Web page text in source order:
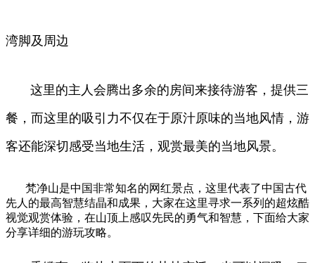
湾脚及周边
这里的主人会腾出多余的房间来接待游客，提供三
餐，而这里的吸引力不仅在于原汁原味的当地风情，游
客还能深切感受当地生活，观赏最美的当地风景。
梵净山是中国非常知名的网红景点，这里代表了中国古代
先人的最高智慧结晶和成果，大家在这里寻求一系列的超炫酷
视觉观赏体验，在山顶上感叹先民的勇气和智慧，下面给大家
分享详细的游玩攻略。